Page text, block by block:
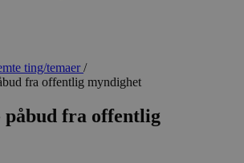
ting/temaer/
fra offentlig myndighet
fra offentlig